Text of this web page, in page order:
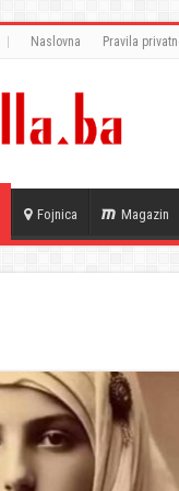
Naslovna Pravila
Fojnica Magazin